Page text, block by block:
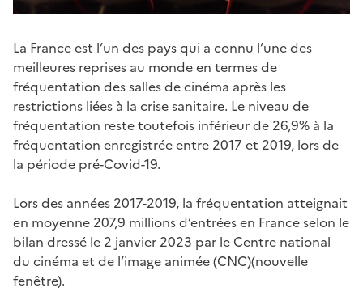
La France est l’un des pays qui a connu l’une des
meilleures reprises au monde en termes de
fréquentation des salles de cinéma après les
restrictions liées à la crise sanitaire. Le niveau de
fréquentation reste toutefois inférieur de 26,9% à la
fréquentation enregistrée entre 2017 et 2019, lors de
la période pré-Covid-19.
Lors des années 2017-2019, la fréquentation atteignait
en moyenne 207,9 millions d’entrées en France selon le
bilan dressé le 2 janvier 2023 par le Centre national
du cinéma et de l’image animée (CNC)(nouvelle
fenêtre).